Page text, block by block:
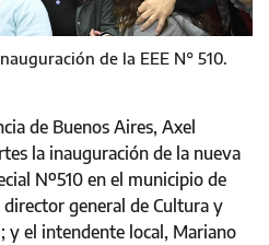
de la EEE N° 510.
de Buenos Aires, Axel
la inauguración de la nueva
Nº510 en el municipio de
general de Cultura y
y el intendente local, Mariano